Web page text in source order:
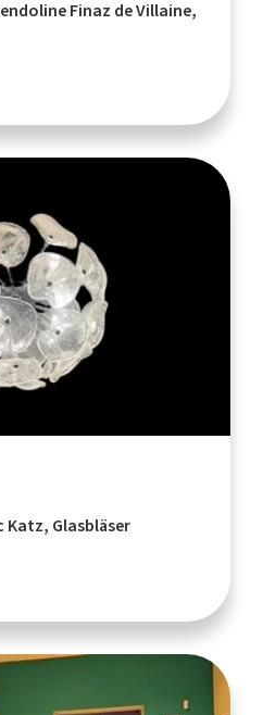
Finaz de Villaine,
Glasbläser